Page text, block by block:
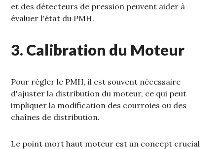
et des détecteurs de pression peuvent aider à
évaluer l'état du PMH.
3. Calibration du Moteur
Pour régler le PMH‚ il est souvent nécessaire
d'ajuster la distribution du moteur‚ ce qui peut
impliquer la modification des courroies ou des
chaînes de distribution.
Le point mort haut moteur est un concept crucial